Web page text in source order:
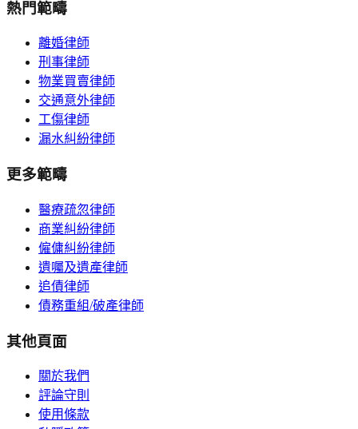
熱門範疇
離婚律師
刑事律師
物業買賣律師
交通意外律師
工傷律師
漏水糾紛律師
更多範疇
醫療疏忽律師
商業糾紛律師
僱傭糾紛律師
遺囑及遺產律師
追債律師
債務重組/破產律師
其他頁面
關於我們
評論守則
使用條款